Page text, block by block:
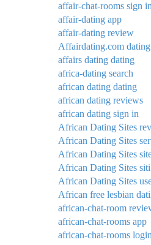
affair-chat-rooms sign in
affair-dating app
affair-dating review
Affairdating.com dating
affairs dating dating
africa-dating search
african dating dating
african dating reviews
african dating sign in
African Dating Sites
African Dating Sites
African Dating Sites
African Dating Sites
African Dating Sites
African free lesbian
african-chat-room
african-chat-rooms app
african-chat-rooms login